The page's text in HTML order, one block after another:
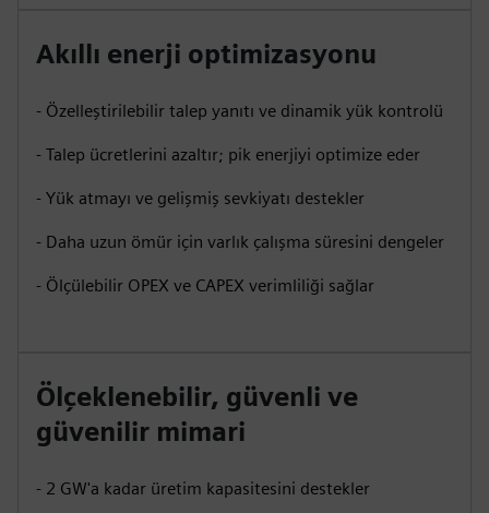
Akıllı enerji optimizasyonu
- Özelleştirilebilir talep yanıtı ve dinamik yük kontrolü
- Talep ücretlerini azaltır; pik enerjiyi optimize eder
- Yük atmayı ve gelişmiş sevkiyatı destekler
- Daha uzun ömür için varlık çalışma süresini dengeler
- Ölçülebilir OPEX ve CAPEX verimliliği sağlar
Ölçeklenebilir, güvenli ve
güvenilir mimari
- 2 GW'a kadar üretim kapasitesini destekler